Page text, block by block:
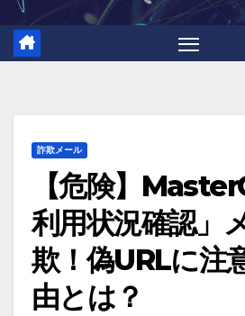
詐欺メール
【危険】
利用状況確認」
欺！偽URLに注
由とは？